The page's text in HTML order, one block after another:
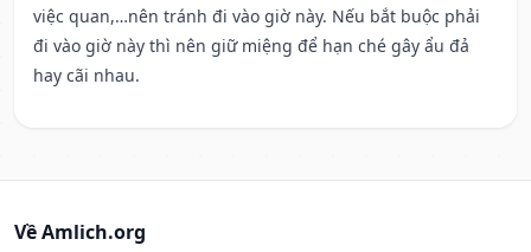
việc quan,…nên tránh đi vào giờ này. Nếu bắt buộc phải
đi vào giờ này thì nên giữ miệng để hạn ché gây ẩu đả
hay cãi nhau.
Về Amlich.org